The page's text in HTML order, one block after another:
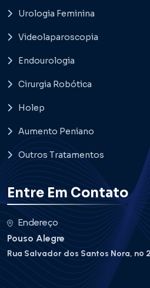
Urologia Feminina
Videolaparoscopia
Endourologia
Cirurgia Robótica
Holep
Aumento Peniano
Outros Tratamentos
Entre Em Contato
Endereço
Pouso Alegre
Rua Salvador dos Santos Nora, nº